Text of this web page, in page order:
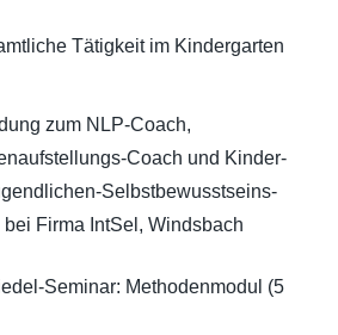
Tätigkeit im Kindergarten
zum NLP-Coach,
Coach und Kinder-
Selbstbewusstseins-
Firma IntSel, Windsbach
Seminar: Methodenmodul (5